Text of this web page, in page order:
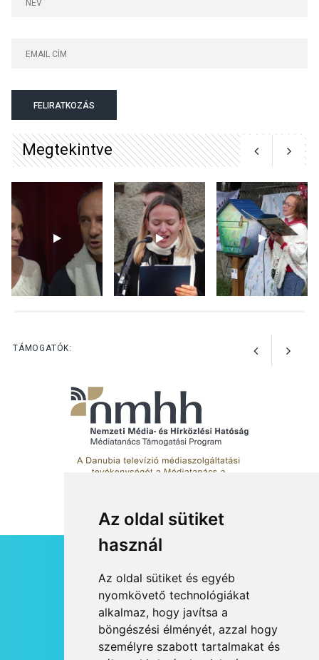
Az oldal sütiket
használ
Az oldal sütiket és egyéb
nyomkövető technológiákat
alkalmaz, hogy javítsa a
böngészési élményét, azzal hogy
személyre szabott tartalmakat és
tanszergyűjtés lesz
Szigetmonostoron
KÖZÉLET 2026 AUG 04
Megújulnak Szentendre
játszóterei
FELIRATKOZÁS
Megtekintve
TÁMOGATÓK:
RSS
JOGI NYILATKOZAT
KAPCSOLAT
OLDALTÉRKÉP